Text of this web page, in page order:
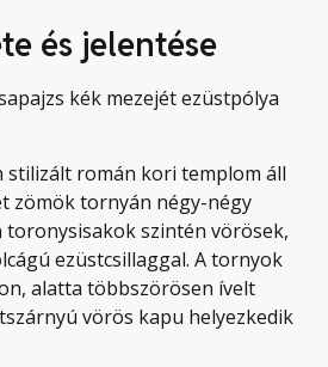
és jelentése
kék mezejét ezüstpólya
stilizált román kori templom áll
zömök tornyán négy-négy
toronysisakok szintén vörösek,
ezüstcsillaggal. A tornyok
alatta többszörösen ívelt
vörös kapu helyezkedik